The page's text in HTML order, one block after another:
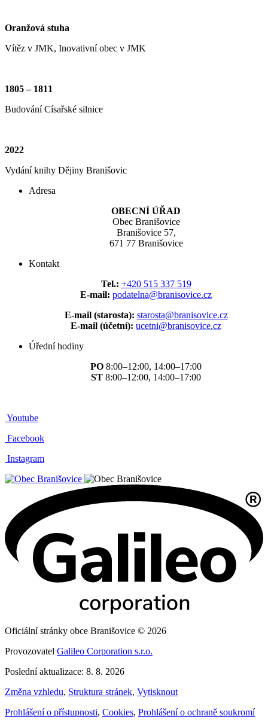
Oranžová stuha
Vítěz v JMK, Inovativní obec v JMK
1805 – 1811
Budování Císařské silnice
2022
Vydání knihy Dějiny Branišovic
Adresa
OBECNÍ ÚŘAD
Obec Branišovice
Branišovice 57,
671 77 Branišovice
Kontakt
Tel.: +420 515 337 519
E-mail: podatelna@branisovice.cz
E-mail (starosta): starosta@branisovice.cz
E-mail (účetní): ucetni@branisovice.cz
Úřední hodiny
PO 8:00–12:00, 14:00–17:00
ST 8:00–12:00, 14:00–17:00
Youtube
Facebook
Instagram
Oficiální stránky obce Branišovice © 2026
Provozovatel Galileo Corporation s.r.o.
Poslední aktualizace: 8. 8. 2026
Změna vzhledu, Struktura stránek, Vytisknout
Prohlášení o přístupnosti, Cookies, Prohlášení o ochraně soukromí